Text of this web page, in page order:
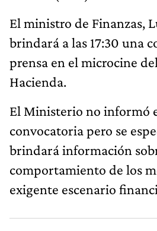
El ministro de Finanzas,
brindará a las 17:30 una
prensa en el microcine
Hacienda.
El Ministerio no informó
convocatoria pero se
brindará información
comportamiento de los
exigente escenario